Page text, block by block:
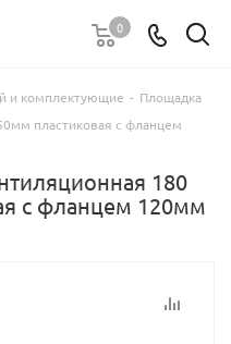
0
и комплектующие - Площадка
пластиковая с фланцем
180
с фланцем 120мм